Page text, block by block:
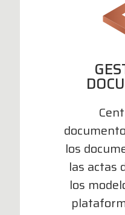
los
las actas
los